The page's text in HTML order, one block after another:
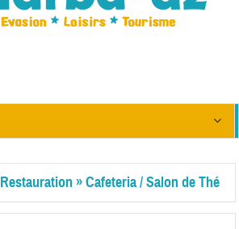
Restauration »Cafeteria / Salon de Thé